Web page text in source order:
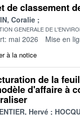
de classement
Coralie
GENERALE DE
mai 2026 Mise en
à la notice
de la
d'affaire à
Hervé